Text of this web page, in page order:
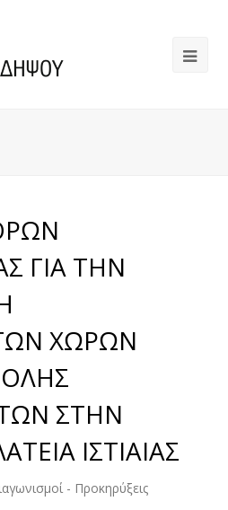
ΓΙΑ ΤΗΝ
ΧΩΡΩΝ
ΣΤΗΝ
ΙΣΤΙΑΙΑΣ
- Προκηρύξεις